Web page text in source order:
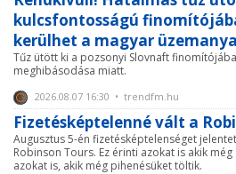
kulcsfontosságú
kerülhet a magyar
Tűz ütött ki a pozsonyi Slovnaft
meghibásodása miatt.
2026.08.07 16:30 • trendfm.hu
Fizetésképtelenné vált a
Augusztus 5-én fizetésképtelenséget
Robinson Tours. Ez érinti azokat is akik
azokat is, akik még pihenésüket töltik.